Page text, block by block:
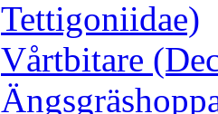
Tettigoniidae)
Vårtbitare